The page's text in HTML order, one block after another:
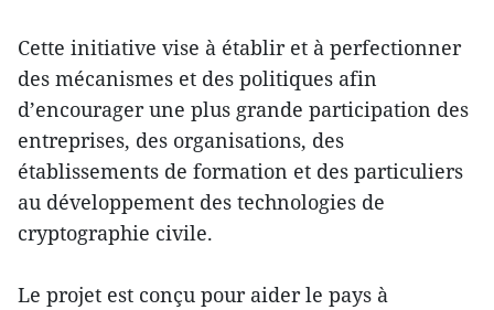
Cette initiative vise à établir et à perfectionner
des mécanismes et des politiques afin
d’encourager une plus grande participation des
entreprises, des organisations, des
établissements de formation et des particuliers
au développement des technologies de
cryptographie civile.
Le projet est conçu pour aider le pays à